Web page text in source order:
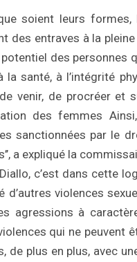
soient leurs
des entraves à la
des personnes
la santé, à l’intégrité
venir, de procréer et
des femmes
sanctionnées par le
a expliqué la
c’est dans cette
d’autres violences
agressions à
qui ne peuvent
de plus en plus, avec